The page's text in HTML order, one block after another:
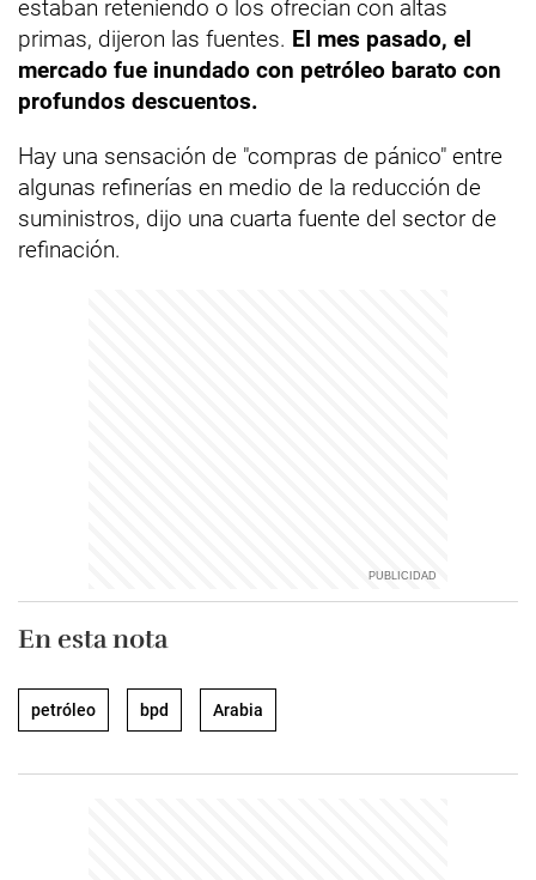
estaban reteniendo o los ofrecían con altas
primas, dijeron las fuentes. El mes pasado, el
mercado fue inundado con petróleo barato con
profundos descuentos.
Hay una sensación de "compras de pánico" entre
algunas refinerías en medio de la reducción de
suministros, dijo una cuarta fuente del sector de
refinación.
En esta nota
petróleo bpd Arabia